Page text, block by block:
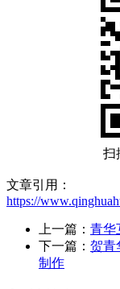
扫
文章引用：
https://
上一篇： 青华
下一篇： 贺青
制作